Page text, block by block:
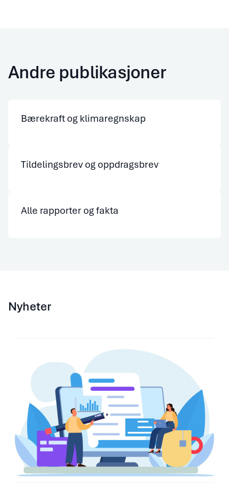
Andre publikasjoner
Bærekraft og klimaregnskap
Tildelingsbrev og oppdragsbrev
Alle rapporter og fakta
Nyheter